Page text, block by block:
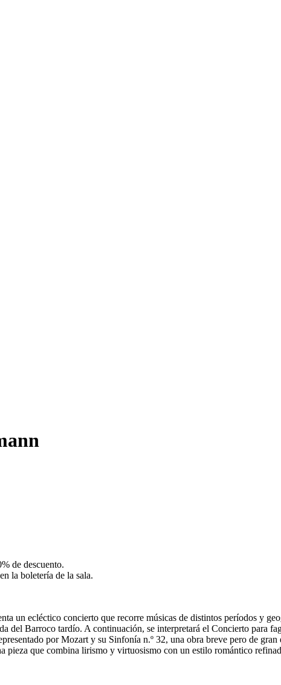
de descuento.
la boletería de la sala.
un ecléctico concierto que recorre músicas de distintos períodos y
del Barroco tardío. A continuación, se interpretará el Concierto para
por Mozart y su Sinfonía n.º 32, una obra breve pero de
pieza que combina lirismo y virtuosismo con un estilo romántico